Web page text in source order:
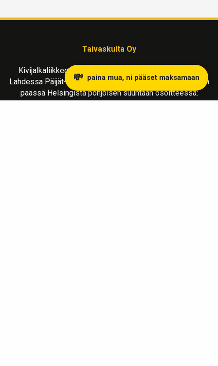
Taivaskulta Oy
Kivijalkaliikkeemme kullanostoon ja myyntiin sijaitsee
Lahdessa Päijät-Hämeen maakunnassa, reilu tunnin matkan
päässä Helsingistä pohjoisen suuntaan osoitteessa:
💸 paina mua, ni pääset maksamaan